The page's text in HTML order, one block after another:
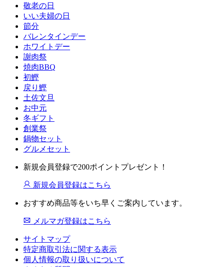
敬老の日
いい夫婦の日
節分
バレンタインデー
ホワイトデー
謝肉祭
焼肉BBQ
初鰹
戻り鰹
土佐文旦
お中元
冬ギフト
創業祭
鍋物セット
グルメセット
新規会員登録で200ポイントプレゼント！
新規会員登録はこちら
おすすめ商品等をいち早くご案内しています。
メルマガ登録はこちら
サイトマップ
特定商取引法に関する表示
個人情報の取り扱いについて